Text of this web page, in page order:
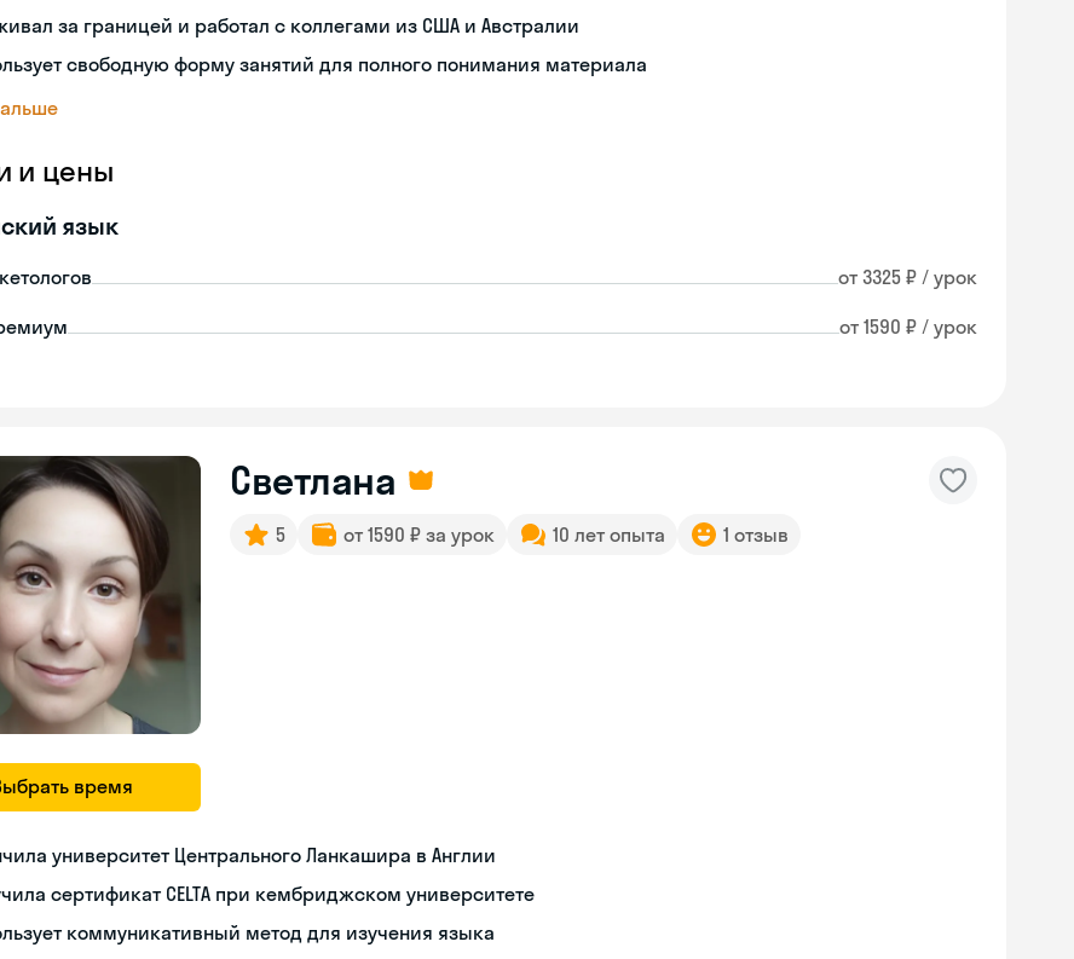
за границей и работал с коллегами из США и Австралии
свободную форму занятий для полного понимания материала
и цены
язык
от 3325 ₽ / урок
от 1590 ₽ / урок
время
Светлана
5 от 1590 ₽ за урок 10 лет опыта 1 отзыв
университет Центрального Ланкашира в Англии
сертификат СELTA при кембриджском университете
коммуникативный метод для изучения языка